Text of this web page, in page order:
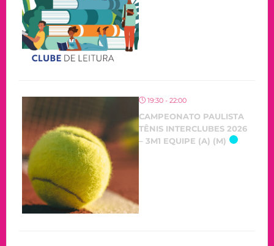
19:30 - 22:00
CAMPEONATO PAULISTA
TÊNIS INTERCLUBES 2026
– 3M1 EQUIPE (A) (M)